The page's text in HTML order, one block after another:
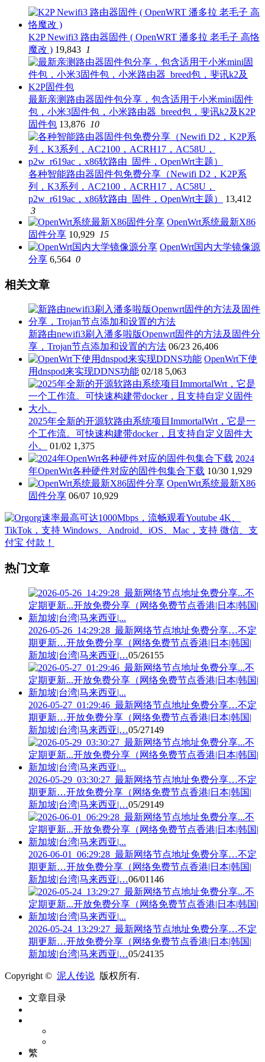
K2P Newifi3 路由器固件 ( OpenWRT 潘多拉 老毛子 高恪
魔改 ) 19,843 1
最新亲测路由器固件包分享，包含适用于小米mini固件
包，小米3固件包，小米路由器_breed包，斐讯k2及K2P
固件包 13,876 10
各种智能路由器固件包免费分享（Newifi D2，K2P系
列，K3系列，AC2100，ACRH17，AC58U，
p2w_r619ac，x86软路由_固件，OpenWrt主题）
13,412
3
OpenWrt系统最新X86
固件分享 10,929 15
OpenWrt国内大学镜像源
分享 6,564 0
相关文章
新路由newifi3刷入潘多啦版Openwrt固件的方法及固件分
享，Trojan节点添加和设置的方法 06/23 26,406
OpenWrt下使
用dnspod来实现DDNS功能 02/18 5,063
2025年全新的开源软路由系统项目ImmortalWrt，它是一
个工作流。可快速构建带docker，且支持自定义固件大
小。
01/02 1,375
2024
年OpenWrt各种硬件对应的固件包集合下载 10/30 1,929
OpenWrt系统最新X86
固件分享 06/07 10,929
热门文章
2026-05-26_14:29:28_最新网络节点地址免费分享…不定
期更新…开放免费分享（网络免费节点香港|日本|韩国|
新加坡|台湾|马来西亚|…05/26155
2026-05-27_01:29:46_最新网络节点地址免费分享…不定
期更新…开放免费分享（网络免费节点香港|日本|韩国|
新加坡|台湾|马来西亚|…05/27149
2026-05-29_03:30:27_最新网络节点地址免费分享…不定
期更新…开放免费分享（网络免费节点香港|日本|韩国|
新加坡|台湾|马来西亚|…05/29149
2026-06-01_06:29:28_最新网络节点地址免费分享…不定
期更新…开放免费分享（网络免费节点香港|日本|韩国|
新加坡|台湾|马来西亚|…06/01 146
2026-05-24_13:29:27_最新网络节点地址免费分享…不定
期更新…开放免费分享（网络免费节点香港|日本|韩国|
新加坡|台湾|马来西亚|…05/24135
Copyright © 泥人传说 版权所有.
文章目录
繁